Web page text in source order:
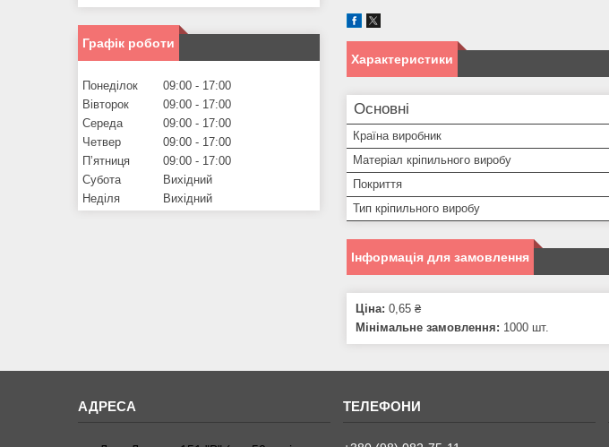
Характеристики
Основні
Країна виробник
Матеріал кріпильного виробу
Покриття
Тип кріпильного виробу
Інформація для замовлення
Ціна: 0,65 ₴
Мінімальне замовлення: 1000 шт.
Графік роботи
Понеділок 09:00
17:00
Вівторок
09:00
17:00
Середа
09:00
17:00
Четвер
09:00
17:00
Пʼятниця
09:00
17:00
Субота
Вихідний
Неділя
Вихідний